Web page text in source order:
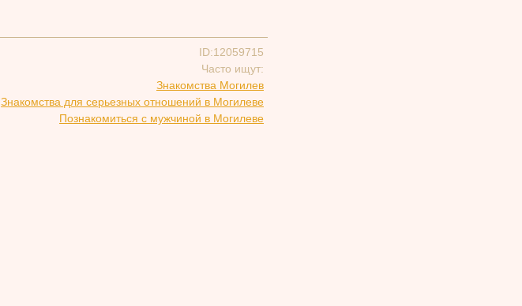
ID:12059715
Часто ищут:
Знакомства Могилев
Знакомства для серьезных отношений в Могилеве
Познакомиться с мужчиной в Могилеве